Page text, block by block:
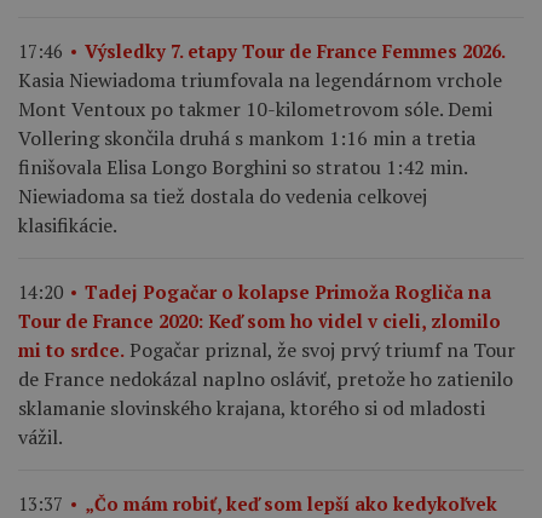
17:46 Výsledky 7. etapy Tour de France Femmes 2026.
Kasia Niewiadoma triumfovala na legendárnom vrchole
Mont Ventoux po takmer 10-kilometrovom sóle. Demi
Vollering skončila druhá s mankom 1:16 min a tretia
finišovala Elisa Longo Borghini so stratou 1:42 min.
Niewiadoma sa tiež dostala do vedenia celkovej
klasifikácie.
14:20
Tadej Pogačar o kolapse Primoža Rogliča na
Tour de France 2020: Keď som ho videl v cieli, zlomilo
mi to srdce. Pogačar priznal, že svoj prvý triumf na Tour
de France nedokázal naplno osláviť, pretože ho zatienilo
sklamanie slovinského krajana, ktorého si od mladosti
vážil.
13:37
„Čo mám robiť, keď som lepší ako kedykoľvek